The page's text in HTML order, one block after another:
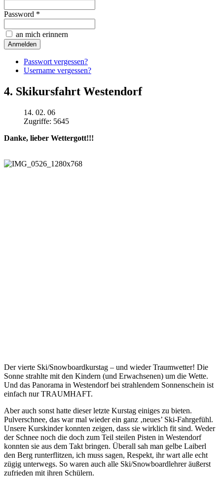
Password *
an mich erinnern
Passwort vergessen?
Username vergessen?
4. Skikursfahrt Westendorf
14. 02. 06
Zugriffe: 5645
Danke, lieber Wettergott!!!
Der vierte Ski/Snowboardkurstag – und wieder Traumwetter! Die
Sonne strahlte mit den Kindern (und Erwachsenen) um die Wette.
Und das Panorama in Westendorf bei strahlendem Sonnenschein ist
einfach nur TRAUMHAFT.
Aber auch sonst hatte dieser letzte Kurstag einiges zu bieten.
Pulverschnee, das war mal wieder ein ganz ‚neues’ Ski-Fahrgefühl.
Unsere Kurskinder konnten zeigen, dass sie wirklich fit sind. Weder
der Schnee noch die doch zum Teil steilen Pisten in Westendorf
konnten sie aus dem Takt bringen. Überall sah man gelbe Laiberl
den Berg runterflitzen, ich muss sagen, Respekt, ihr wart alle echt
zügig unterwegs. So waren auch alle Ski/Snowboardlehrer äußerst
zufrieden mit ihren Schülern.